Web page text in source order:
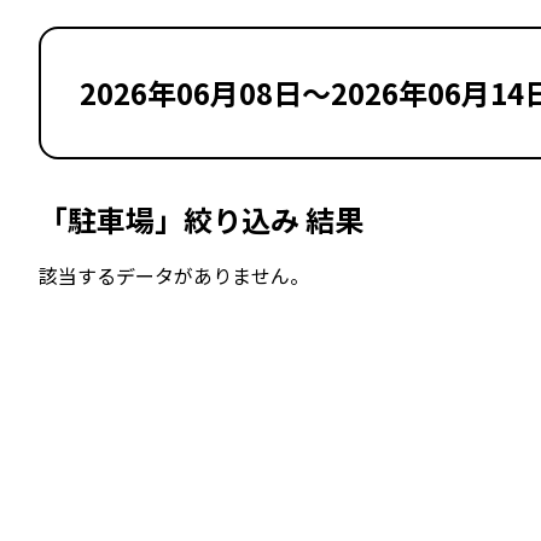
2026年06月08日～2026年06月14
「駐車場」絞り込み 結果
該当するデータがありません。